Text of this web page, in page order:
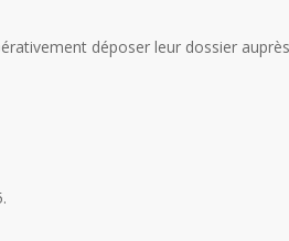
déposer leur dossier